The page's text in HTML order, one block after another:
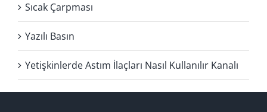
Sıcak Çarpması
Yazılı Basın
Yetişkinlerde Astım İlaçları Nasıl Kullanılır Kanalı